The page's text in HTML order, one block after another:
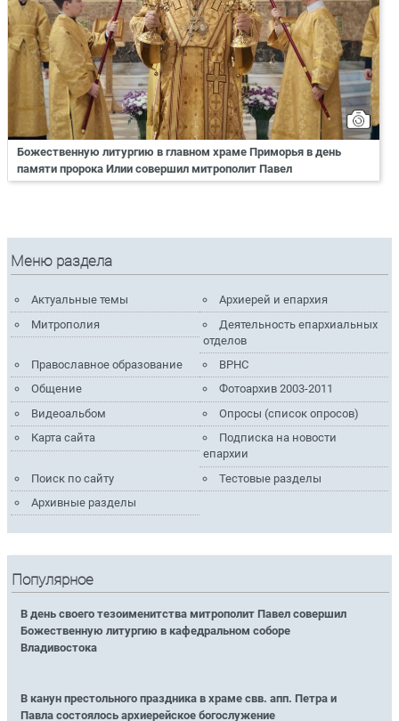
Божественную литургию в главном храме Приморья в день
памяти пророка Илии совершил митрополит Павел
Меню раздела
Актуальные темы
Архиерей и епархия
Митрополия
Деятельность епархиальных
отделов
Православное образование
ВРНС
Общение
Фотоархив 2003-2011
Видеоальбом
Опросы (список опросов)
Карта сайта
Подписка на новости
епархии
Поиск по сайту
Тестовые разделы
Архивные разделы
Популярное
В день своего тезоименитства митрополит Павел совершил
Божественную литургию в кафедральном соборе
Владивостока
В канун престольного праздника в храме свв. апп. Петра и
Павла состоялось архиерейское богослужение